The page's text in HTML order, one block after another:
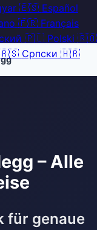
🇪🇸 Español
🇫🇷 Français
🇵🇱 Polski 🇷🇴
🇷🇸 Српски 🇭🇷
– Alle
für genaue